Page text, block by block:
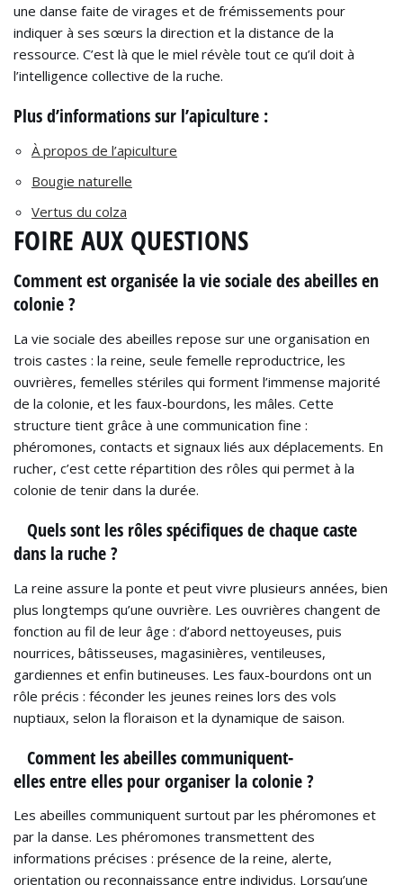
une danse faite de virages et de frémissements pour
indiquer à ses sœurs la direction et la distance de la
ressource. C’est là que le miel révèle tout ce qu’il doit à
l’intelligence collective de la ruche.
Plus d’informations sur l’apiculture :
À propos de l’apiculture
Bougie naturelle
Vertus du colza
FOIRE AUX QUESTIONS
Comment est organisée la vie sociale des abeilles en
colonie ?
La vie sociale des abeilles repose sur une organisation en
trois castes : la reine, seule femelle reproductrice, les
ouvrières, femelles stériles qui forment l’immense majorité
de la colonie, et les faux-bourdons, les mâles. Cette
structure tient grâce à une communication fine :
phéromones, contacts et signaux liés aux déplacements. En
rucher, c’est cette répartition des rôles qui permet à la
colonie de tenir dans la durée.
Quels sont les rôles spécifiques de chaque caste
dans la ruche ?
La reine assure la ponte et peut vivre plusieurs années, bien
plus longtemps qu’une ouvrière. Les ouvrières changent de
fonction au fil de leur âge : d’abord nettoyeuses, puis
nourrices, bâtisseuses, magasinières, ventileuses,
gardiennes et enfin butineuses. Les faux-bourdons ont un
rôle précis : féconder les jeunes reines lors des vols
nuptiaux, selon la floraison et la dynamique de saison.
Comment les abeilles communiquent-
elles entre elles pour organiser la colonie ?
Les abeilles communiquent surtout par les phéromones et
par la danse. Les phéromones transmettent des
informations précises : présence de la reine, alerte,
orientation ou reconnaissance entre individus. Lorsqu’une